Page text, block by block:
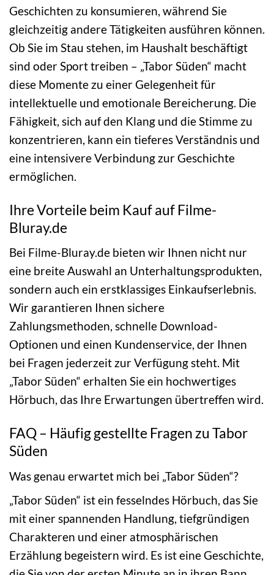
Geschichten zu konsumieren, während Sie
gleichzeitig andere Tätigkeiten ausführen können.
Ob Sie im Stau stehen, im Haushalt beschäftigt
sind oder Sport treiben – „Tabor Süden“ macht
diese Momente zu einer Gelegenheit für
intellektuelle und emotionale Bereicherung. Die
Fähigkeit, sich auf den Klang und die Stimme zu
konzentrieren, kann ein tieferes Verständnis und
eine intensivere Verbindung zur Geschichte
ermöglichen.
Ihre Vorteile beim Kauf auf Filme-
Bluray.de
Bei Filme-Bluray.de bieten wir Ihnen nicht nur
eine breite Auswahl an Unterhaltungsprodukten,
sondern auch ein erstklassiges Einkaufserlebnis.
Wir garantieren Ihnen sichere
Zahlungsmethoden, schnelle Download-
Optionen und einen Kundenservice, der Ihnen
bei Fragen jederzeit zur Verfügung steht. Mit
„Tabor Süden“ erhalten Sie ein hochwertiges
Hörbuch, das Ihre Erwartungen übertreffen wird.
FAQ – Häufig gestellte Fragen zu Tabor
Süden
Was genau erwartet mich bei „Tabor Süden“?
„Tabor Süden“ ist ein fesselndes Hörbuch, das Sie
mit einer spannenden Handlung, tiefgründigen
Charakteren und einer atmosphärischen
Erzählung begeistern wird. Es ist eine Geschichte,